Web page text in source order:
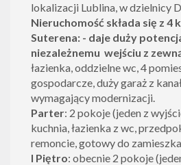
lokalizacji Lublina, w dzielnicy
Nieruchomość składa się z 4
Suterena: - daje duży
niezależnemu wejściu z
łazienka, oddzielne wc, 4
gospodarcze, duży garaż z
wymagający modernizacji.
Parter: 2 pokoje (jeden z
kuchnia, łazienka z wc,
remoncie, gotowy do
I Piętro: obecnie 2 pokoje